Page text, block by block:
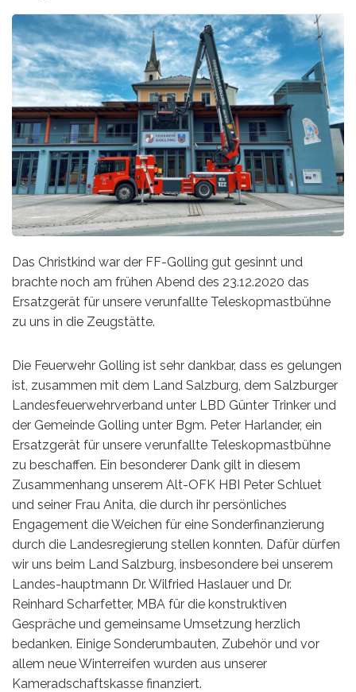
Das Christkind war der FF-Golling gut gesinnt und
brachte noch am frühen Abend des 23.12.2020 das
Ersatzgerät für unsere verunfallte Teleskopmastbühne
zu uns in die Zeugstätte.
Die Feuerwehr Golling ist sehr dankbar, dass es gelungen
ist, zusammen mit dem Land Salzburg, dem Salzburger
Landesfeuerwehrverband unter LBD Günter Trinker und
der Gemeinde Golling unter Bgm. Peter Harlander, ein
Ersatzgerät für unsere verunfallte Teleskopmastbühne
zu beschaffen. Ein besonderer Dank gilt in diesem
Zusammenhang unserem Alt-OFK HBI Peter Schluet
und seiner Frau Anita, die durch ihr persönliches
Engagement die Weichen für eine Sonderfinanzierung
durch die Landesregierung stellen konnten. Dafür dürfen
wir uns beim Land Salzburg, insbesondere bei unserem
Landes-hauptmann Dr. Wilfried Haslauer und Dr.
Reinhard Scharfetter, MBA für die konstruktiven
Gespräche und gemeinsame Umsetzung herzlich
bedanken. Einige Sonderumbauten, Zubehör und vor
allem neue Winterreifen wurden aus unserer
Kameradschaftskasse finanziert.